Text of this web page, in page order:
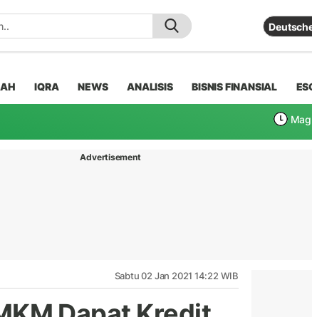
IQRA NEWS ANALISIS BISNIS FINANSIAL
Advertisement
Sabtu 02 Jan 2021 14:22 WIB